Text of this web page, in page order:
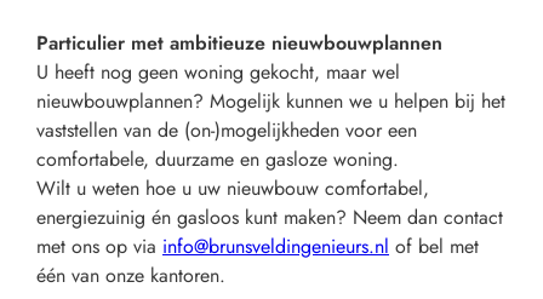
Particulier met ambitieuze nieuwbouwplannen
U heeft nog geen woning gekocht, maar wel
nieuwbouwplannen? Mogelijk kunnen we u helpen bij het
vaststellen van de (on-)mogelijkheden voor een
comfortabele, duurzame en gasloze woning.
Wilt u weten hoe u uw nieuwbouw comfortabel,
energiezuinig én gasloos kunt maken? Neem dan contact
met ons op via info@brunsveldingenieurs.nl of bel met
één van onze kantoren.